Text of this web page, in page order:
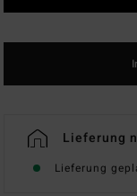
Lieferung
Lieferung